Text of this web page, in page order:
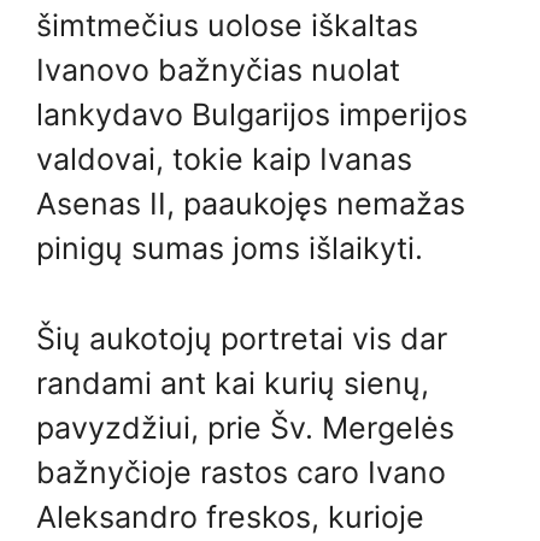
šimtmečius uolose iškaltas
Ivanovo bažnyčias nuolat
lankydavo Bulgarijos imperijos
valdovai, tokie kaip Ivanas
Asenas II, paaukojęs nemažas
pinigų sumas joms išlaikyti.
Šių aukotojų portretai vis dar
randami ant kai kurių sienų,
pavyzdžiui, prie Šv. Mergelės
bažnyčioje rastos caro Ivano
Aleksandro freskos, kurioje